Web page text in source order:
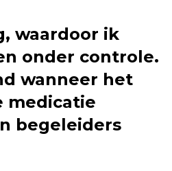
waardoor ik
onder controle.
wanneer het
medicatie
begeleiders